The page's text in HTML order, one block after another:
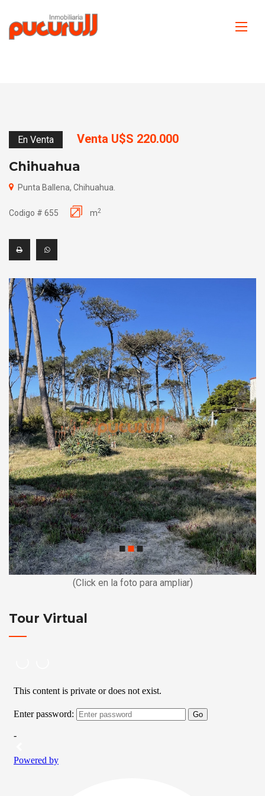
En Venta Venta U$S 220.000
Chihuahua
Punta Ballena, Chihuahua.
Codigo # 655 m2
(Click en la foto para ampliar)
Tour Virtual